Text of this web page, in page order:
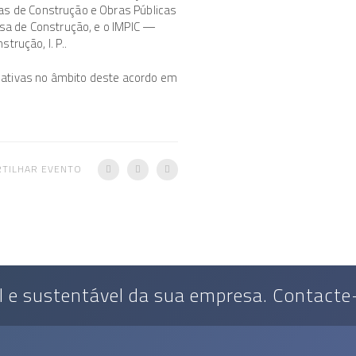
de Construção e Obras Públicas
de Construção, e o IMPIC —
I. P..
no âmbito deste acordo em
EVENTO
sustentável da sua empresa.